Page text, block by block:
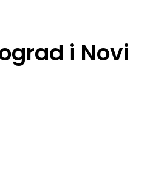
i Novi